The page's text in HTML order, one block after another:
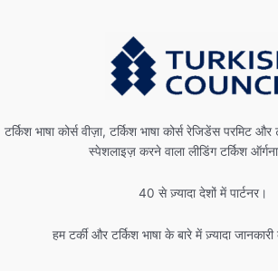
टर्किश भाषा कोर्स वीज़ा, टर्किश भाषा कोर्स रेजिडेंस परमिट और
स्पेशलाइज़ करने वाला लीडिंग टर्किश
40 से ज़्यादा देशों में पार्टनर।
हम टर्की और टर्किश भाषा के बारे में ज़्यादा